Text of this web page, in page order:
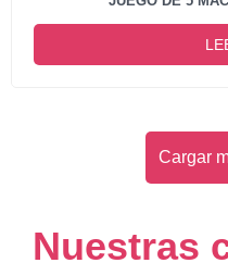
Cargar
Nuestras